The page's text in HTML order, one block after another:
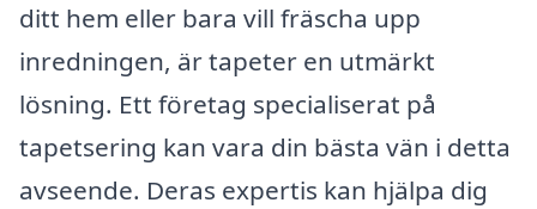
ditt hem eller bara vill fräscha upp
inredningen, är tapeter en utmärkt
lösning. Ett företag specialiserat på
tapetsering kan vara din bästa vän i detta
avseende. Deras expertis kan hjälpa dig